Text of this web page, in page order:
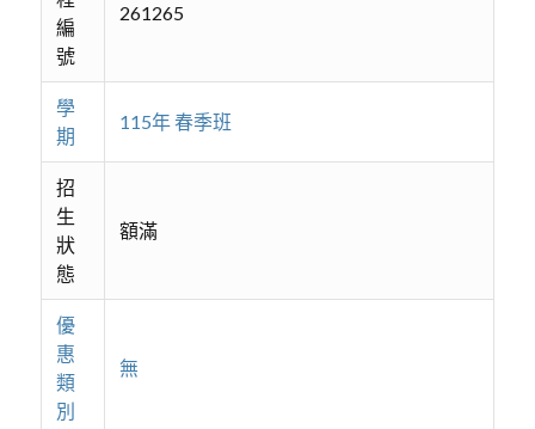
編
號
261265
學
期
115年 春季班
招
生
狀
態
額滿
優
惠
類
別
無